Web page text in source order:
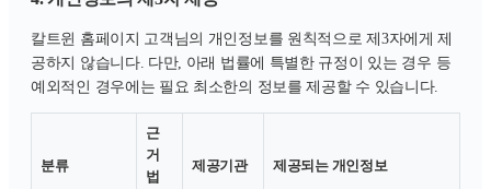
칼트윈 홈페이지 고객님의 개인정보를 원칙적으로 제3자에게 제
공하지 않습니다. 다만, 아래 법률에 특별한 규정이 있는 경우 등
예외적인 경우에는 필요 최소한의 정보를 제공할 수 있습니다.
분류
근
거
법
제공기관 제공되는 개인정보